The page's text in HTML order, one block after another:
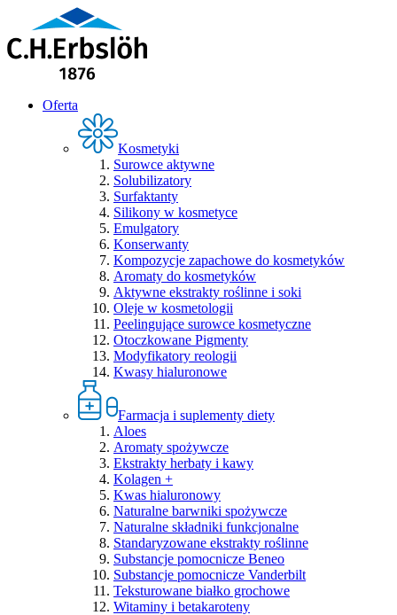
Oferta
Kosmetyki
Surowce aktywne
Solubilizatory
Surfaktanty
Silikony w kosmetyce
Emulgatory
Konserwanty
Kompozycje zapachowe do kosmetyków
Aromaty do kosmetyków
Aktywne ekstrakty roślinne i soki
Oleje w kosmetologii
Peelingujące surowce kosmetyczne
Otoczkowane Pigmenty
Modyfikatory reologii
Kwasy hialuronowe
Farmacja i suplementy diety
Aloes
Aromaty spożywcze
Ekstrakty herbaty i kawy
Kolagen +
Kwas hialuronowy
Naturalne barwniki spożywcze
Naturalne składniki funkcjonalne
Standaryzowane ekstrakty roślinne
Substancje pomocnicze Beneo
Substancje pomocnicze Vanderbilt
Teksturowane białko grochowe
Witaminy i betakaroteny